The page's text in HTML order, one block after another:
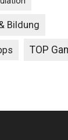
Bildung
TOP